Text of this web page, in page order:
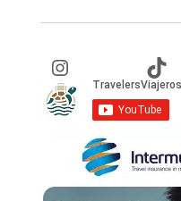
Instagram TikTok